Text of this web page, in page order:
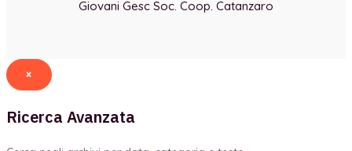
Giovani Gesc Soc. Coop. Catanzaro
×
Ricerca Avanzata